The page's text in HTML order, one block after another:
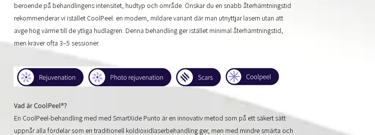
beroende på behandlingens intensitet, hudtyp och område. Önskar du en snabb återhämtningstid
rekommenderar vi istället CoolPeel: en modern, mildare variant där man utnyttjar lasern utan att
avge hög värme till de ytliga hudlagren. Denna behandling ger istället minimal återhämtningstid,
men kräver ofta 3–5 sessioner.
Vad är CoolPeel®?
En CoolPeel-behandling med med SmartXide Punto är en innovativ metod som på ett säkert sätt
uppnår alla fördelar som en traditionell koldioxidlaserbehandling ger, men med mindre smärta och